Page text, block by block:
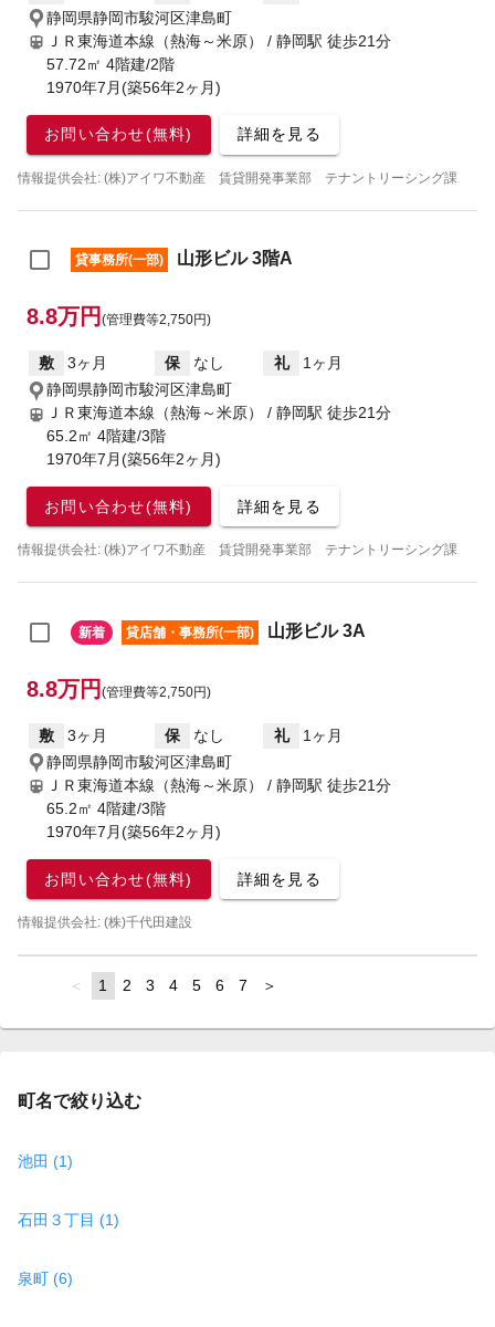
静岡県静岡市駿河区津島町
ＪＲ東海道本線（熱海～米原） / 静岡駅 徒歩21分
57.72㎡ 4階建/2階
1970年7月(築56年2ヶ月)
お問い合わせ(無料) 詳細を見る
情報提供会社: (株)アイワ不動産 賃貸開発事業部 テナントリーシング課
貸事務所(一部) 山形ビル 3階A
8.8万円 (管理費等2,750円)
敷 3ヶ月 保 なし 礼
1ヶ月
静岡県静岡市駿河区津島町
ＪＲ東海道本線（熱海～米原） / 静岡駅 徒歩21分
65.2㎡ 4階建/3階
1970年7月(築56年2ヶ月)
お問い合わせ(無料) 詳細を見る
情報提供会社: (株)アイワ不動産 賃貸開発事業部 テナントリーシング課
新着 貸店舗・事務所(一部) 山形ビル 3A
8.8万円 (管理費等2,750円)
敷 3ヶ月 保 なし 礼
1ヶ月
静岡県静岡市駿河区津島町
ＪＲ東海道本線（熱海～米原） / 静岡駅 徒歩21分
65.2㎡ 4階建/3階
1970年7月(築56年2ヶ月)
お問い合わせ(無料) 詳細を見る
情報提供会社: (株)千代田建設
page
You're
page
1 page
2 page
3 page
4 page
5 page
6 page
7 page
町名で絞り込む
池田 (1)
石田３丁目 (1)
泉町 (6)